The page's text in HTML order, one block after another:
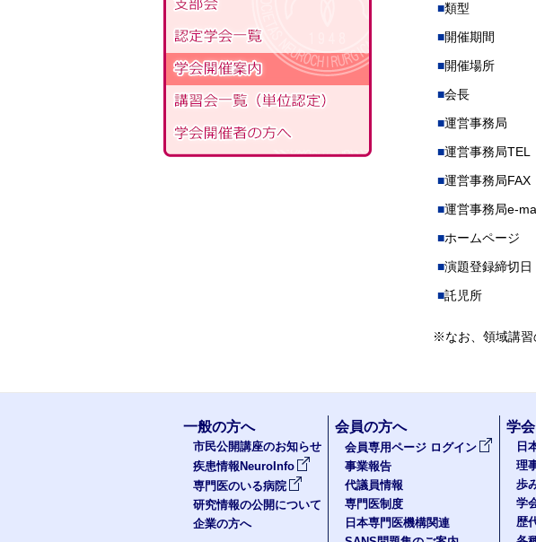
類型
開催期間
開催場所
会長
運営事務局
運営事務局TEL
運営事務局FAX
運営事務局e-
ホームページ
演題登録締切日
託児所
※なお、領域講習
一般の方へ
市民公開講座のお知らせ
疾患情報NeuroInfo
専門医のいる病院
研究情報の公開について
企業の方へ
会員の方へ
会員専用ページ ログイン
事業報告
代議員情報
専門医制度
日本専門医機構関連
学
日
理
歩
学
歴